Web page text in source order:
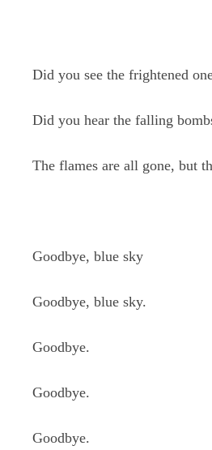
Did you see the frightened
Did you hear the falling
The flames are all gone, but
Goodbye, blue sky
Goodbye, blue sky.
Goodbye.
Goodbye.
Goodbye.